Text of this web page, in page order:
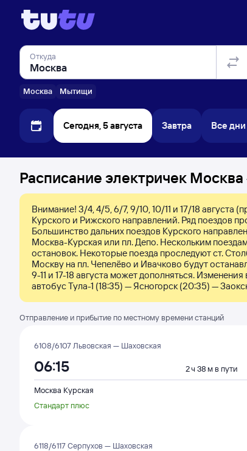
Откуда
Москва Мытищи
Сегодня, 5 августа Завтра Все дни
Расписание электричек
Внимание! 3/4, 4/5, 6/7, 9/10, 10/11 и 17/18
Курского и Рижского направлений. Ряд поездов
Большинство дальних поездов Курского
Москва-Курская или пл. Депо. Нескольким
остановок. Некоторые поезда проследуют ст.
Москву на пл. Чепелёво и Ивачково будут
9-11 и 17-18 августа может дополняться.
автобус Тула-1 (18:35) — Ясногорск (20:35) —
Отправление и прибытие по местному времени станций
6108/6107 Львовская — Шаховская
06:15 2 ч 38 м в пути
Москва Курская
Стандарт плюс
6118/6117 Серпухов — Шаховская